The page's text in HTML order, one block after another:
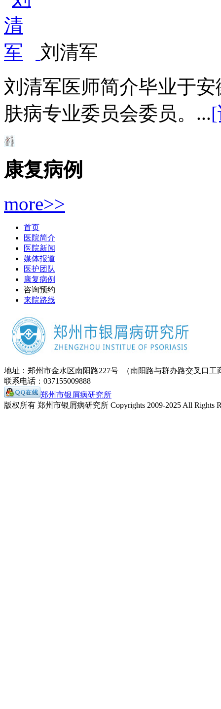
刘清军
刘清军医师简介毕业于
肤病专业委员会委员。...
康复病例
more>>
首页
医院简介
医院新闻
媒体报道
医护团队
康复病例
咨询预约
来院路线
地址：郑州市金水区南阳路227号 （南阳路与群办路交叉口工
联系电话：037155009888
郑州市银屑病研究所
版权所有 郑州市银屑病研究所 Copyrights 2009-2025 All Rights